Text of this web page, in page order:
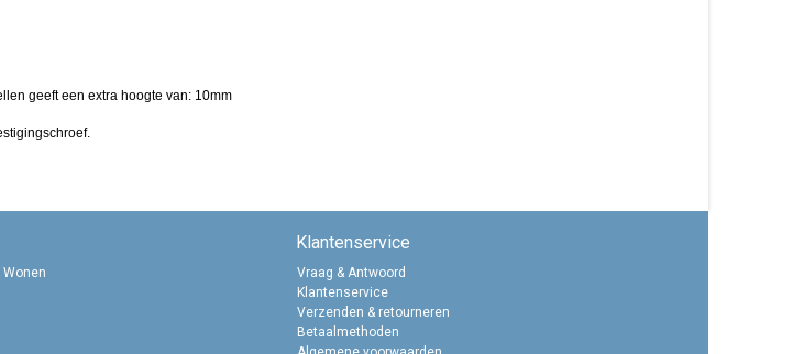
geeft een extra hoogte van: 10mm
Klantenservice
Vraag & Antwoord
Klantenservice
Verzenden & retourneren
Betaalmethoden